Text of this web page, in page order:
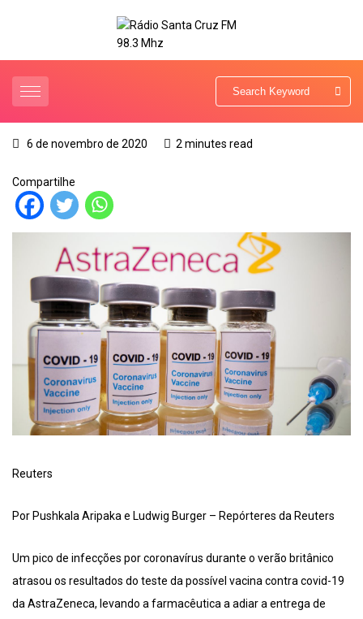
6 de novembro de 2020 2 minutes read
Compartilhe
Reuters
Por Pushkala Aripaka e Ludwig Burger – Repórteres da Reuters
Um pico de infecções por coronavírus durante o verão britânico
atrasou os resultados do teste da possível vacina contra covid-19
da AstraZeneca, levando a farmacêutica a adiar a entrega de